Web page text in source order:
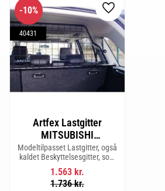
Artfex Lastgitter
MITSUBISHI
OUTLANDER, 2.
generation 2007-2012,
PEUGEOT 4007 &
CITROËN C-CROSSER
Modeltilpasset Lastgitter, også
kaldet Beskyttelsesgitter, som
passer til: MITSUBISHI
OUTLANDER, 2. generation
2007-2012, PEUGEOT 4007 &
1.563 kr.
1.736kr.
10%
40431
Gem som favorit